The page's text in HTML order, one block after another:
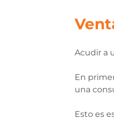
Acudir a
En
una
Esto es